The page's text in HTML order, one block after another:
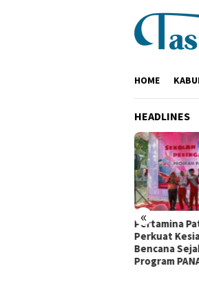
HOME
HEADLINES
«
Pertamina
Perkuat
Bencana
Program